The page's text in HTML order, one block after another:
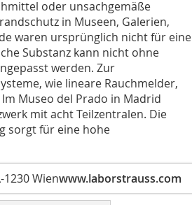
oder unsachgemäße
in Museen, Galerien,
waren ursprünglich nicht für eine
Substanz kann nicht ohne
werden. Zur
wie lineare Rauchmelder,
Museo del Prado in Madrid
mit acht Teilzentralen. Die
sorgt für eine hohe
1230 Wienwww.laborstrauss.com